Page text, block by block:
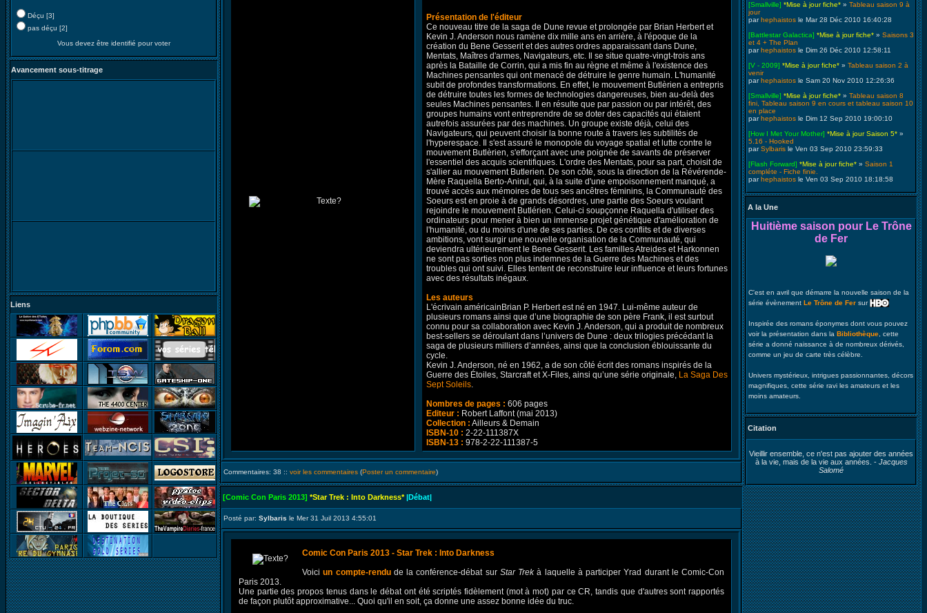
Déçu [3]
pas déçu [2]
Vous devez être identifié pour voter
Avancement sous-titrage
Liens
Présentation de l'éditeur
Ce nouveau titre de la saga de Dune revue et prolongée par Brian Herbert et
Kevin J. Anderson nous ramène dix mille ans en arrière, à l'époque de la
création du Bene Gesserit et des autres ordres apparaissant dans Dune,
Mentats, Maîtres d'armes, Navigateurs, etc. Il se situe quatre-vingt-trois ans
après la Bataille de Corrin, qui a mis fin au règne et même à l'existence des
Machines pensantes qui ont menacé de détruire le genre humain. L'humanité
subit de profondes transformations. En effet, le mouvement Butlèrien a entrepris
de détruire toutes les formes de technologies dangereuses, bien au-delà des
seules Machines pensantes. Il en résulte que par passion ou par intérêt, des
groupes humains vont entreprendre de se doter des capacités qui étaient
autrefois assurées par des machines. Un groupe existe déjà, celui des
Navigateurs, qui peuvent choisir la bonne route à travers les subtilités de
l'hyperespace. Il s'est assuré le monopole du voyage spatial et lutte contre le
mouvement Butlèrien, s'efforçant avec une poignée de savants de préserver
l'essentiel des acquis scientifiques. L'ordre des Mentats, pour sa part, choisit de
s'allier au mouvement Butlerien. De son côté, sous la direction de la Révérende-
Mère Raquella Berto-Anirul, qui, à la suite d'une empoisonnement manqué, a
trouvé accès aux mémoires de tous ses ancêtres féminins, la Communauté des
Soeurs est en proie à de grands désordres, une partie des Soeurs voulant
rejoindre le mouvement Butlérien. Celui-ci soupçonne Raquella d'utiliser des
ordinateurs pour mener à bien un immense projet génétique d'amélioration de
l'humanité, ou du moins d'une de ses parties. De ces conflits et de diverses
ambitions, vont surgir une nouvelle organisation de la Communauté, qui
deviendra ultérieurement le Bene Gesserit. Les familles Atreides et Harkonnen
ne sont pas sorties non plus indemnes de la Guerre des Machines et des
troubles qui ont suivi. Elles tentent de reconstruire leur influence et leurs fortunes
avec des résultats inégaux.
Les auteurs
L'écrivain américainBrian P. Herbert est né en 1947. Lui-même auteur de
plusieurs romans ainsi que d’une biographie de son père Frank, il est surtout
connu pour sa collaboration avec Kevin J. Anderson, qui a produit de nombreux
best-sellers se déroulant dans l’univers de Dune : deux trilogies précédant la
saga de plusieurs milliers d’années, ainsi que la conclusion éblouissante du
cycle.
Kevin J. Anderson, né en 1962, a de son côté écrit des romans inspirés de la
Guerre des Étoiles, Starcraft et X-Files, ainsi qu’une série originale, La Saga Des
Sept Soleils.
Nombres de pages : 606 pages
Editeur : Robert Laffont (mai 2013)
Collection : Ailleurs & Demain
ISBN-10 : 2-22-111387X
ISBN-13 : 978-2-22-111387-5
Commentaires: 38 :: voir les commentaires (Poster un commentaire)
[Comic Con Paris 2013] *Star Trek : Into Darkness* |Débat|
Posté par: Sylbaris le Mer 31 Juil 2013 4:55:01
Comic Con Paris 2013 - Star Trek : Into Darkness
Voiciun compte-rendude la conférence-débat sur Star Trekà laquelle à participer Yrad durant le Comic-Con
Paris 2013.
Une partie des propos tenus dans le débat ont été scriptés fidèlement (mot à mot) par ce CR, tandis que d'autres sont rapportés
de façon plutôt approximative... Quoi qu'il en soit, ça donne une assez bonne idée du truc.
[Smallville] *Mise à jour fiche* » Tableau saison 9 à
jour
parhephaistos le Mar 28 Déc 2010 16:40:28
[Battlestar Galactica] *Mise à jour fiche* » Saisons 3
et 4 + The Plan
parhephaistos le Dim 26 Déc 2010 12:58:11
[V - 2009] *Mise à jour fiche* » Tableau saison 2 à
venir
parhephaistos le Sam 20 Nov 2010 12:26:36
[Smallville] *Mise à jour fiche* » Tableau saison 8
fini, Tableau saison 9 en cours et tableau saison 10
en place
parhephaistos le Dim 12 Sep 2010 19:00:10
[How I Met Your Mother] *Mise à jour Saison 5* »
5.16 - Hooked
parSylbaris le Ven 03 Sep 2010 23:59:33
[Flash Forward] *Mise à jour fiche* » Saison 1
compléte - Fiche finie.
parhephaistos le Ven 03 Sep 2010 18:18:58
A la Une
Huitième saison pour Le Trône
de Fer
C'est en avril que démarre la nouvelle saison de la
série évènement Le Trône de Fer sur
Inspirée des romans éponymes dont vous pouvez
voir la présentation dans la Bibliothèque , cette
série a donné naissance à de nombreux dérivés,
comme un jeu de carte très célèbre.
Univers mystérieux, intrigues passionnantes, décors
magnifiques, cette série ravi les amateurs et les
moins amateurs.
Citation
Vieillir ensemble, ce n'est pas ajouter des années
à la vie, mais de la vie aux années. - Jacques
Salomé